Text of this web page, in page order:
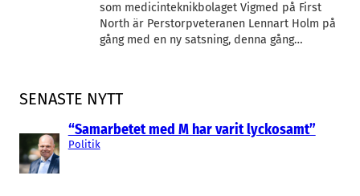
SENASTE NYTT
“Samarbetet med M har varit lyckosamt”
Politik
som medicinteknikbolaget Vigmed på First
North är Perstorpveteranen Lennart Holm på
gång med en ny satsning, denna gång…